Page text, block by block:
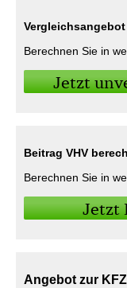
Berechnen Sie in
Jetzt
Beitrag VHV
Berechnen Sie in
Jetzt
Angebot zur